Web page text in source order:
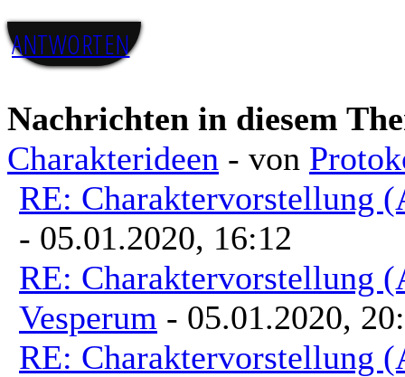
Doch das bröckelnde
sich zahlreiche
Vorgehen stritten,
blutiger Entschlossenheit die
toten Imperators. Mit
gegen das marode Reich,
an die Spitze des
erneuten
Schachzüge sichert sich
Imperiums und beschwört
Abspalter.
ANTWORTEN
Nachrichten in diesem
Charakterideen - von
RE: Charaktervorstellung
- 05.01.2020, 16:12
RE: Charaktervorstellung
Vesperum - 05.01.2020,
RE: Charaktervorstellung